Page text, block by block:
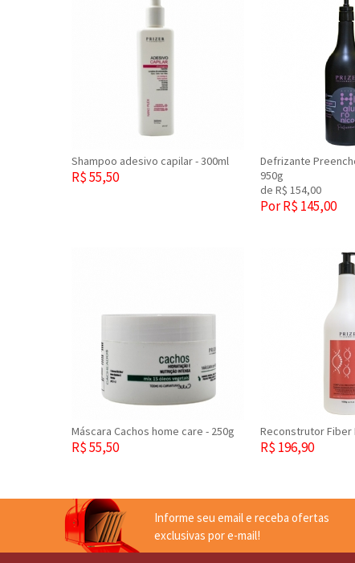
Shampoo adesivo capilar - 300ml
R$ 55,50
Defrizante
950g
de R$ 154,00
Por R$ 145,00
Máscara Cachos home care - 250g
R$ 55,50
Reconstrutor Fiber
R$ 196,90
Informe seu email e receba ofertas
exclusivas por e-mail!